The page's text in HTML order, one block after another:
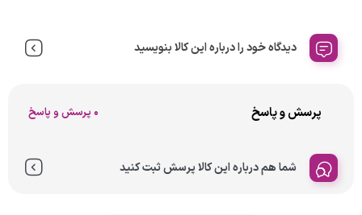
دیدگاه خود را درباره این کالا بنویسید
پرسش و پاسخ 0 پرسش و پاسخ
شما هم درباره این کالا پرسش ثبت کنید